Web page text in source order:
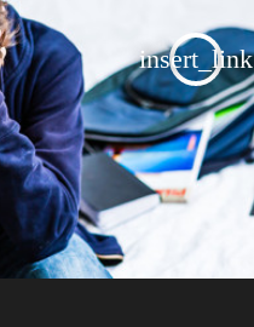
insert_link